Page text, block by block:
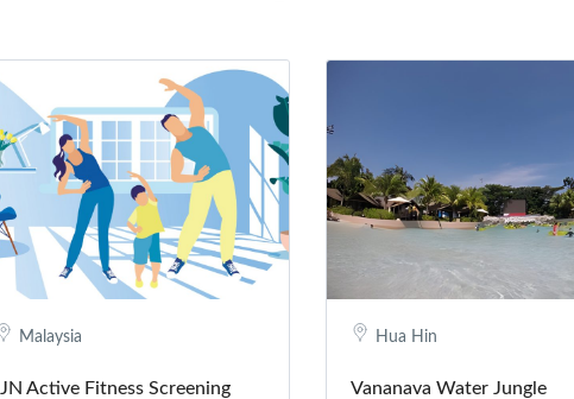
Malaysia
IJN Active Fitness Screening
Hua Hin
Vananava Water Jungle